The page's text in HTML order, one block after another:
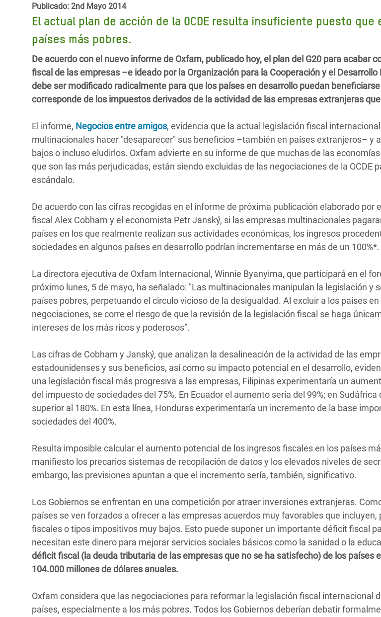
Conflictos y Desastres
Desigualdad Extrema y
Servicios Sociales Básicos
Inequality and Rights in a
Digital Age
en África Oriental
en Sudán del Sur
Crisis de Refugiados Rohinyá
en Bangladesh
Crisis en Yemen
#ActuaPorElClima
Erradiquemos el Sufrimiento Humano que
se Oculta tras los Alimentos
¡Basta! Acabemos con las violencias contra
mujeres y niñas
ayuda
a
la
navegación
Publicado: 2nd Mayo 2014
El actual plan de acción de la OCDE resulta insuficiente puesto que
países más pobres.
De acuerdo con el nuevo informe de Oxfam, publicado hoy, el plan del G20 para acabar
fiscal de las empresas –e ideado por la Organización para la Cooperación y el Desarrollo
debe ser modificado radicalmente para que los países en desarrollo puedan
corresponde de los impuestos derivados de la actividad de las empresas extranjeras
El informe, Negocios entre amigos, evidencia que la actual legislación fiscal
multinacionales hacer "desaparecer" sus beneficios –también en países extranjeros– y
bajos o incluso eludirlos. Oxfam advierte en su informe de que muchas de las
que son las más perjudicadas, están siendo excluidas de las negociaciones de la OCDE
escándalo.
De acuerdo con las cifras recogidas en el informe de próxima publicación elaborado por
fiscal Alex Cobham y el economista Petr Janský, si las empresas multinacionales
países en los que realmente realizan sus actividades económicas, los ingresos
sociedades en algunos países en desarrollo podrían incrementarse en más de un 100%*.
La directora ejecutiva de Oxfam Internacional, Winnie Byanyima, que participará en el
próximo lunes, 5 de mayo, ha señalado: "Las multinacionales manipulan la legislación y
países pobres, perpetuando el circulo vicioso de la desigualdad. Al excluir a los países
negociaciones, se corre el riesgo de que la revisión de la legislación fiscal se haga
intereses de los más ricos y poderosos”.
Las cifras de Cobham y Janský, que analizan la desalineación de la actividad de las
estadounidenses y sus beneficios, así como su impacto potencial en el desarrollo,
una legislación fiscal más progresiva a las empresas, Filipinas experimentaría un
del impuesto de sociedades del 75%. En Ecuador el aumento sería del 99%; en Sudáfrica
superior al 180%. En esta línea, Honduras experimentaría un incremento de la base
sociedades del 400%.
Resulta imposible calcular el aumento potencial de los ingresos fiscales en los países
manifiesto los precarios sistemas de recopilación de datos y los elevados niveles de
embargo, las previsiones apuntan a que el incremento sería, también, significativo.
Los Gobiernos se enfrentan en una competición por atraer inversiones extranjeras.
países se ven forzados a ofrecer a las empresas acuerdos muy favorables que
fiscales o tipos impositivos muy bajos. Esto puede suponer un importante déficit fiscal
necesitan este dinero para mejorar servicios sociales básicos como la sanidad o la
déficit fiscal (la deuda tributaria de las empresas que no se ha satisfecho) de los países
104.000 millones de dólares anuales.
Oxfam considera que las negociaciones para reformar la legislación fiscal internacional
países, especialmente a los más pobres. Todos los Gobiernos deberían debatir